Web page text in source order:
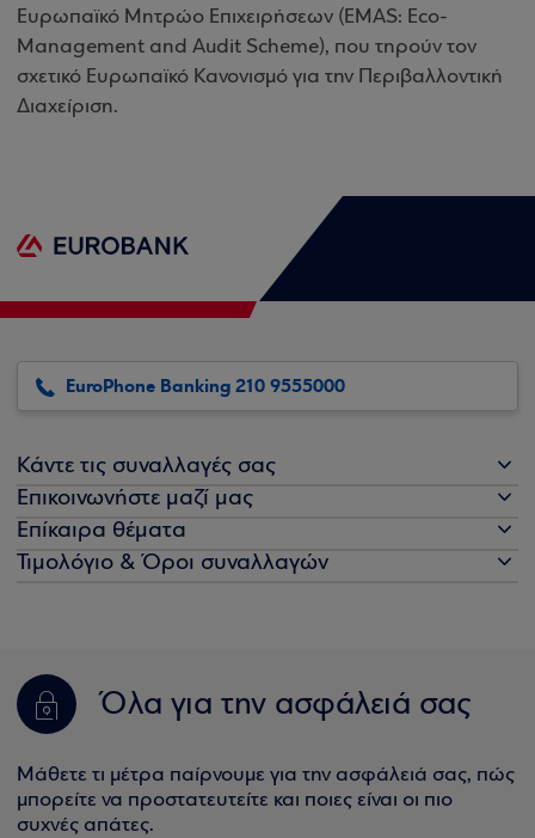
Ευρωπαϊκό Μητρώο Επιχειρήσεων (EMAS: Eco-
Management and Audit Scheme), που τηρούν τον
σχετικό Ευρωπαϊκό Κανονισμό για την Περιβαλλοντική
Διαχείριση.
EuroPhone Banking 210 9555000
Κάντε τις συναλλαγές σας
Επικοινωνήστε μαζί μας
Επίκαιρα θέματα
Τιμολόγιο & Όροι συναλλαγών
Όλα για την ασφάλειά σας
Μάθετε τι μέτρα παίρνουμε για την ασφάλειά σας, πώς
μπορείτε να προστατευτείτε και ποιες είναι οι πιο
συχνές απάτες.